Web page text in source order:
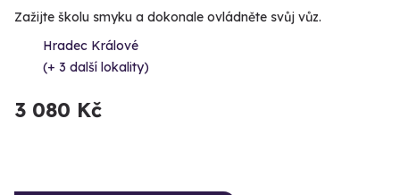
Zažijte školu smyku a dokonale ovládněte svůj vůz.
Hradec Králové
(+ 3 další lokality)
3 080 Kč